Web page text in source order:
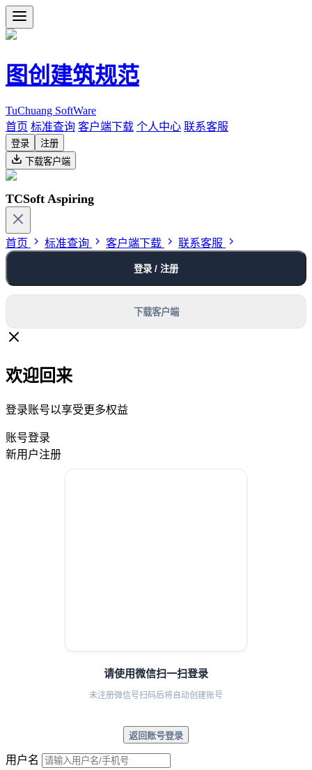
图创建筑规范
TuChuang SoftWare
首页 标准查询 客户端下载 个人中心 联系客服
登录
注册
下载客户端
TCSoft Aspiring
首页 标准查询 客户端下载 联系客服
登录 / 注册
下载客户端
欢迎回来
登录账号以享受更多权益
账号登录
新用户注册
请使用微信扫一扫登录
未注册微信号扫码后将自动创建账号
返回账号登录
用户名